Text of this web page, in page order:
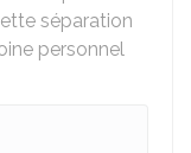
séparation
personnel